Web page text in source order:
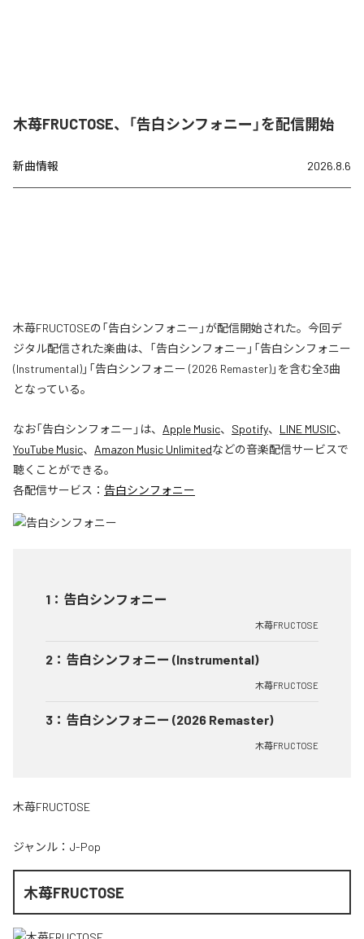
木苺FRUCTOSE、「告白シンフォニー」を配信開始
新曲情報 2026.8.6
木苺FRUCTOSEの「告白シンフォニー」が配信開始された。今回デ
ジタル配信された楽曲は、「告白シンフォニー」「告白シンフォニー
(Instrumental)」「告白シンフォニー (2026 Remaster)」を含む全3曲
となっている。
なお「告白シンフォニー 」は、 Apple Music、 Spotify、 LINE MUSIC、
YouTube Music、 Amazon Music Unlimitedなどの音楽配信サービスで
聴くことができる。
各配信サービス： 告白シンフォニー
1 ： 告白シンフォニー
木苺FRUCTOSE
2 ： 告白シンフォニー (Instrumental)
木苺FRUCTOSE
3 ： 告白シンフォニー (2026 Remaster)
木苺FRUCTOSE
木苺FRUCTOSE
ジャンル： J-Pop
木苺FRUCTOSE